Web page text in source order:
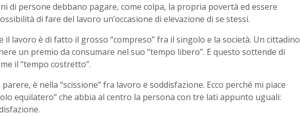
di persone debbano pagare, come colpa, la propria povertà ed essere
di fare del lavoro un’occasione di elevazione di se stessi.
il lavoro è di fatto il grosso “compreso” fra il singolo e la società. Un cittadino
un premio da consumare nel suo “tempo libero”. E questo sottende di
il “tempo costretto”.
è nella “scissione” fra lavoro e soddisfazione. Ecco perché mi piace
equilatero” che abbia al centro la persona con tre lati appunto uguali: